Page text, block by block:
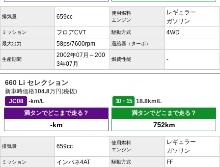
排気量 659cc
使用燃料
エンジン
レギュラー
ガソリン
ミッション フロアCVT 駆動方式 4WD
最大出力 58ps/7600rpm 過給器（ターボ） -
生産期間
2002年07月～200
3年07月
燃費性能 -
660 Li セレクション
新車時価格104.8万円(税抜)
JC08
-km/L 10・15
18.8km/L
満タンでどこまで走る？
-km
満タンでどこまで走る？
752km
排気量 659cc
使用燃料
エンジン
レギュラー
ガソリン
ミッション インパネ4AT 駆動方式 FF